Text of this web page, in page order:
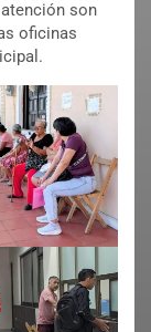
son
oficinas